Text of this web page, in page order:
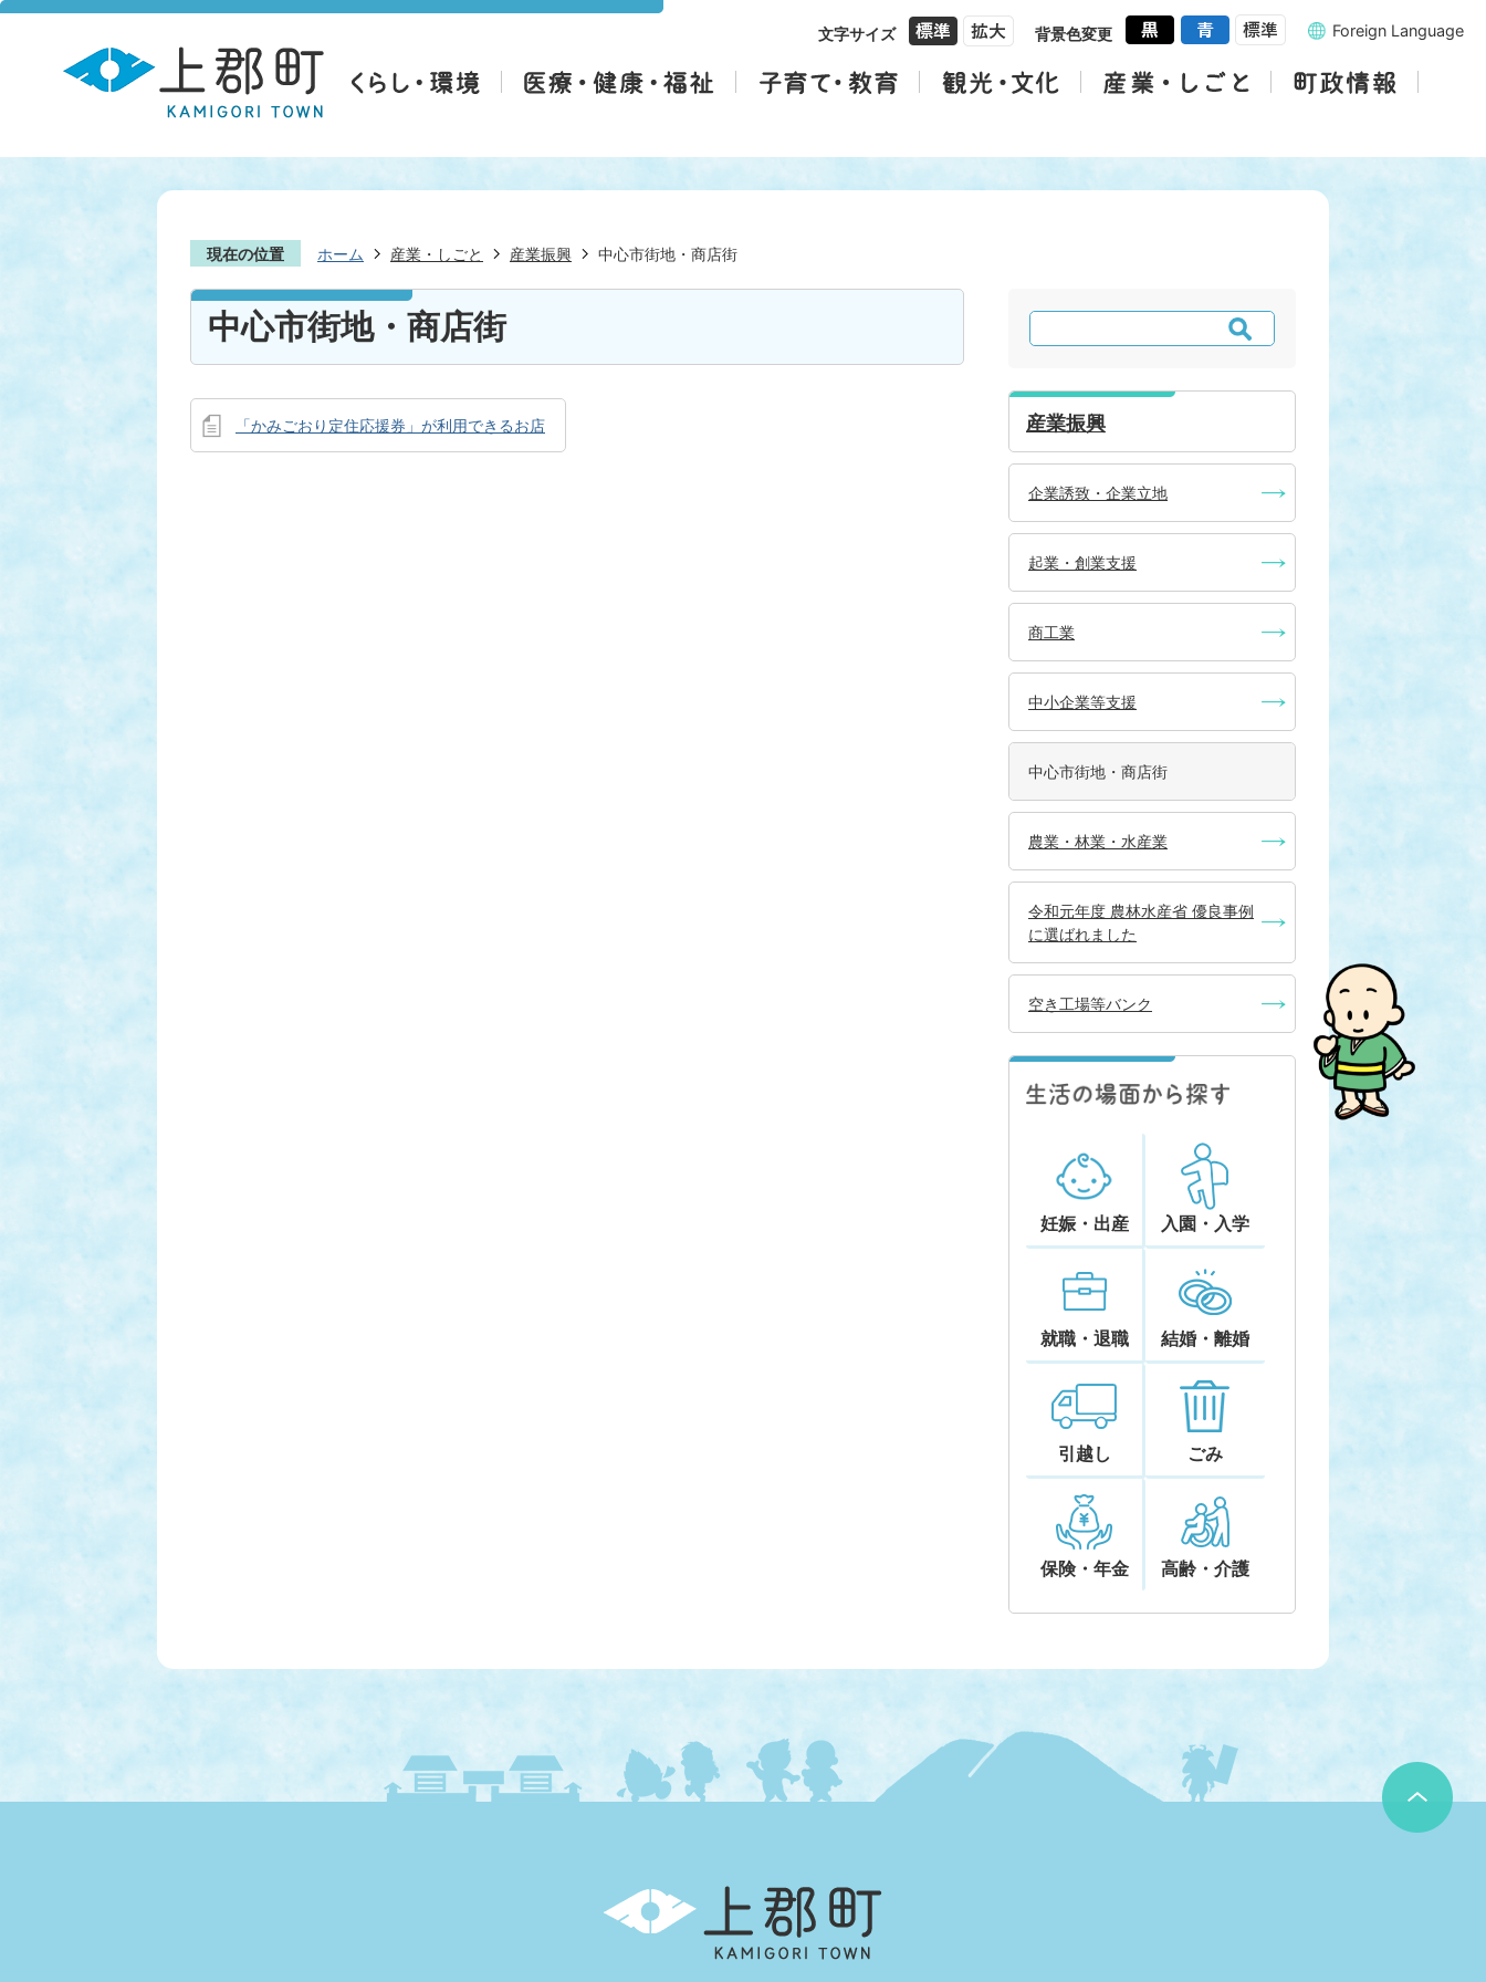
文字サイズ 背景色変更 Foreign Language
現在の位置 ホーム 産業・しごと 産業振興 中心市街地・商店街
中心市街地・商店街
「かみごおり定住応援券」が利用できるお店
検
索
産業振興
企業誘致・企業立地
起業・創業支援
商工業
中小企業等支援
中心市街地・商店街
農業・林業・水産業
令和元年度 農林水産省 優良事例
に選ばれました
空き工場等バンク
妊娠・出産 入園・入学
就職・退職 結婚・離婚
引越し ごみ
保険・年金 高齢・介護
郡